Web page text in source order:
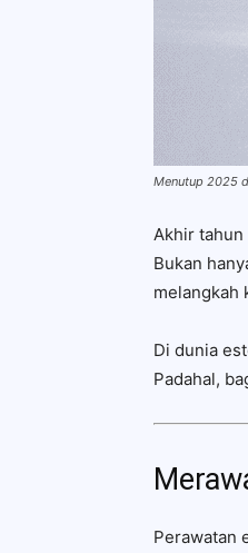
Menutup 2025
Akhir tahun
Bukan
melangkah
Di dunia
Padahal,
Perawatan